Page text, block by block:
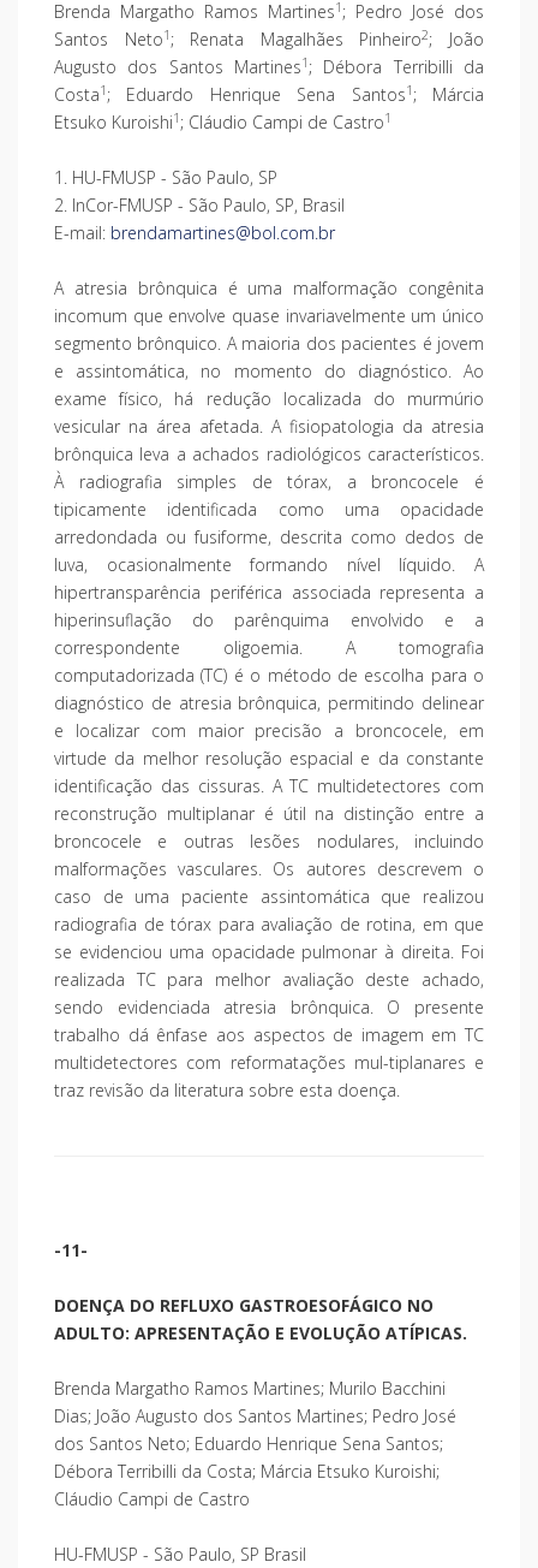
Brenda Margatho Ramos Martines1 ; Pedro José dos
Santos Neto1 ; Renata Magalhães Pinheiro2; João
Augusto dos Santos Martines1 ; Débora Terribilli da
Costa1 ; Eduardo Henrique Sena Santos1 ; Márcia
Etsuko Kuroishi1 ; Cláudio Campi de Castro1
1. HU-FMUSP - São Paulo, SP
2. InCor-FMUSP - São Paulo, SP, Brasil
E-mail: brendamartines@bol.com.br
A atresia brônquica é uma malformação congênita
incomum que envolve quase invariavelmente um único
segmento brônquico. A maioria dos pacientes é jovem
e assintomática, no momento do diagnóstico. Ao
exame físico, há redução localizada do murmúrio
vesicular na área afetada. A fisiopatologia da atresia
brônquica leva a achados radiológicos característicos.
À radiografia simples de tórax, a broncocele é
tipicamente identificada como uma opacidade
arredondada ou fusiforme, descrita como dedos de
luva, ocasionalmente formando nível líquido. A
hipertransparência periférica associada representa a
hiperinsuflação do parênquima envolvido e a
correspondente oligoemia. A tomografia
computadorizada (TC) é o método de escolha para o
diagnóstico de atresia brônquica, permitindo delinear
e localizar com maior precisão a broncocele, em
virtude da melhor resolução espacial e da constante
identificação das cissuras. A TC multidetectores com
reconstrução multiplanar é útil na distinção entre a
broncocele e outras lesões nodulares, incluindo
malformações vasculares. Os autores descrevem o
caso de uma paciente assintomática que realizou
radiografia de tórax para avaliação de rotina, em que
se evidenciou uma opacidade pulmonar à direita. Foi
realizada TC para melhor avaliação deste achado,
sendo evidenciada atresia brônquica. O presente
trabalho dá ênfase aos aspectos de imagem em TC
multidetectores com reformatações mul-tiplanares e
traz revisão da literatura sobre esta doença.
-11-
DOENÇA DO REFLUXO GASTROESOFÁGICO NO
ADULTO: APRESENTAÇÃO E EVOLUÇÃO ATÍPICAS.
Brenda Margatho Ramos Martines; Murilo Bacchini
Dias; João Augusto dos Santos Martines; Pedro José
dos Santos Neto; Eduardo Henrique Sena Santos;
Débora Terribilli da Costa; Márcia Etsuko Kuroishi;
Cláudio Campi de Castro
HU-FMUSP - São Paulo, SP Brasil